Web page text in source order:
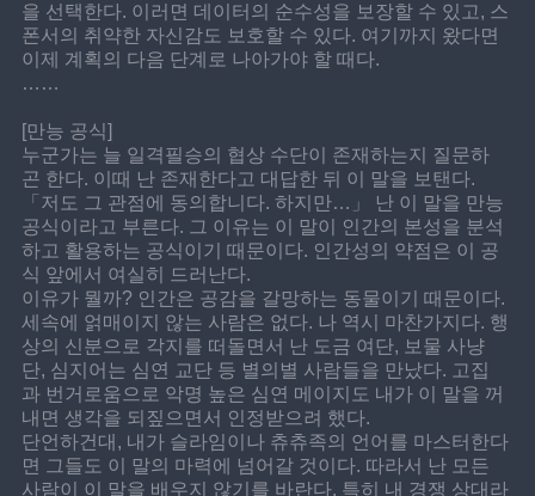
을 선택한다. 이러면 데이터의 순수성을 보장할 수 있고, 스
폰서의 취약한 자신감도 보호할 수 있다. 여기까지 왔다면
이제 계획의 다음 단계로 나아가야 할 때다.
……
[만능 공식]
누군가는 늘 일격필승의 협상 수단이 존재하는지 질문하
곤 한다. 이때 난 존재한다고 대답한 뒤 이 말을 보탠다.
「저도 그 관점에 동의합니다. 하지만…」 난 이 말을 만능
공식이라고 부른다. 그 이유는 이 말이 인간의 본성을 분석
하고 활용하는 공식이기 때문이다. 인간성의 약점은 이 공
식 앞에서 여실히 드러난다.
이유가 뭘까? 인간은 공감을 갈망하는 동물이기 때문이다.
세속에 얽매이지 않는 사람은 없다. 나 역시 마찬가지다. 행
상의 신분으로 각지를 떠돌면서 난 도금 여단, 보물 사냥
단, 심지어는 심연 교단 등 별의별 사람들을 만났다. 고집
과 번거로움으로 악명 높은 심연 메이지도 내가 이 말을 꺼
내면 생각을 되짚으면서 인정받으려 했다.
단언하건대, 내가 슬라임이나 츄츄족의 언어를 마스터한다
면 그들도 이 말의 마력에 넘어갈 것이다. 따라서 난 모든
사람이 이 말을 배우지 않기를 바란다. 특히 내 경쟁 상대라